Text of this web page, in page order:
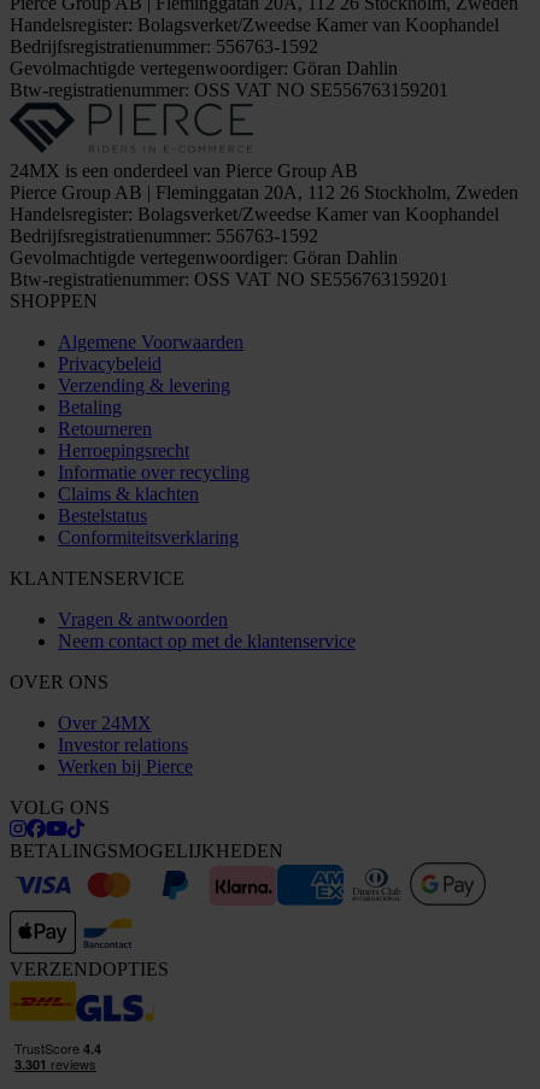
Handelsregister: Bolagsverket/Zweedse Kamer van Koophandel
Bedrijfsregistratienummer: 556763-1592
Gevolmachtigde vertegenwoordiger: Göran Dahlin
Btw-registratienummer: OSS VAT NO SE556763159201
24MX is een onderdeel van Pierce Group AB
Pierce Group AB | Fleminggatan 20A, 112 26 Stockholm, Zweden
Handelsregister: Bolagsverket/Zweedse Kamer van Koophandel
Bedrijfsregistratienummer: 556763-1592
Gevolmachtigde vertegenwoordiger: Göran Dahlin
Btw-registratienummer: OSS VAT NO SE556763159201
SHOPPEN
Algemene Voorwaarden
Privacybeleid
Verzending & levering
Betaling
Retourneren
Herroepingsrecht
Informatie over recycling
Claims & klachten
Bestelstatus
Conformiteitsverklaring
KLANTENSERVICE
Vragen & antwoorden
Neem contact op met de klantenservice
OVER ONS
Over 24MX
Investor relations
Werken bij Pierce
VOLG ONS
BETALINGSMOGELIJKHEDEN
VERZENDOPTIES